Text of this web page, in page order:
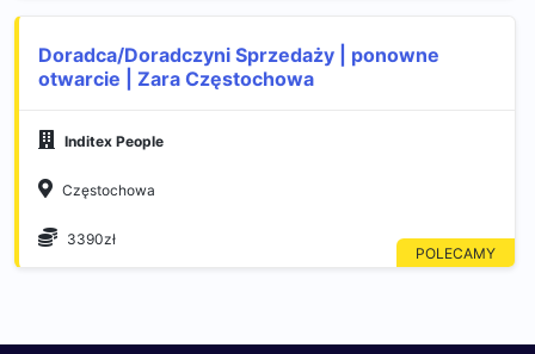
Doradca/Doradczyni Sprzedaży | ponowne
otwarcie | Zara Częstochowa
Inditex People
Częstochowa
3390zł